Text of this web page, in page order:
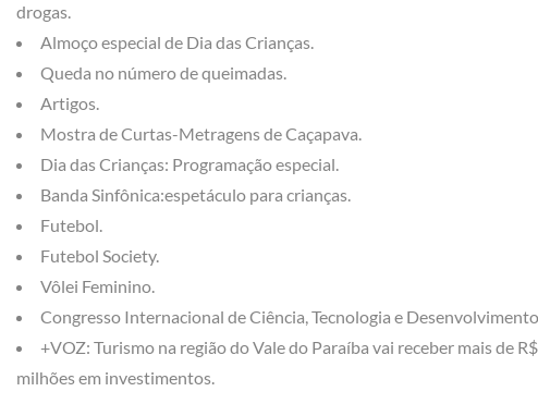
drogas.
Almoço especial de Dia das Crianças.
Queda no número de queimadas.
Artigos.
Mostra de Curtas-Metragens de Caçapava.
Dia das Crianças: Programação especial.
Banda Sinfônica:espetáculo para crianças.
Futebol.
Futebol Society.
Vôlei Feminino.
Congresso Internacional de Ciência, Tecnologia e
+VOZ: Turismo na região do Vale do Paraíba vai receber mais de
milhões em investimentos.